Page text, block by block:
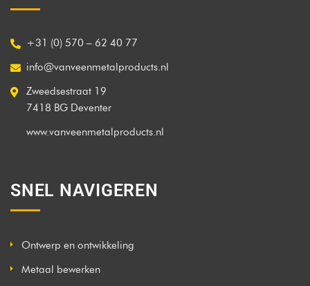
+31 (0) 570 – 62 40 77
info@vanveenmetalproducts.nl
Zweedsestraat 19
7418 BG Deventer
www.vanveenmetalproducts.nl
SNEL NAVIGEREN
Ontwerp en ontwikkeling
Metaal bewerken